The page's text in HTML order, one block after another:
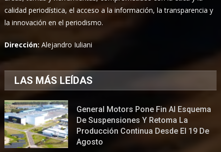
calidad periodística, el acceso a la información, la transparencia y
la innovación en el periodismo.
Dirección:Alejandro Iuliani
LAS MÁS LEÍDAS
General Motors Pone Fin Al Esquema
De Suspensiones Y Retoma La
Producción Continua Desde El 19 De
Agosto